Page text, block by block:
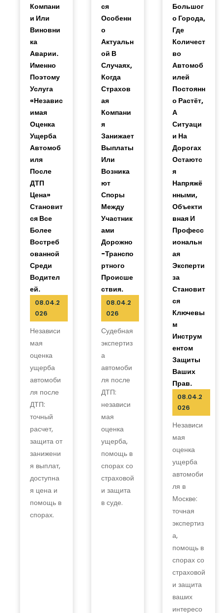
Компани
И Или
Виновни
Ка
Аварии.
Именно
Поэтому
Услуга
«независ
Имая
Оценка
Ущерба
Автомоб
Иля
После
ДТП
Цена»
Становит
Ся Все
Более
Востреб
Ованной
Среди
Водител
Ей.
08.04.2
026
Независи
мая
оценка
ущерба
автомоби
ля после
ДТП:
точный
расчет,
защита от
занижени
я выплат,
доступна
я цена и
помощь в
спорах.
Ся
Особенн
О
Актуальн
Ой В
Случаях,
Когда
Страхов
Ая
Компани
Я
Занижает
Выплаты
Или
Возника
Ют
Споры
Между
Участник
Ами
Дорожно
-транспо
Ртного
Происше
Ствия.
08.04.2
026
Судебная
экспертиз
а
автомоби
ля после
ДТП:
независи
мая
оценка
ущерба,
помощь в
спорах со
страховой
и защита
в суде.
Большог
О Города,
Где
Количест
Во
Автомоб
Илей
Постоянн
О Растёт,
А
Ситуаци
И На
Дорогах
Остаютс
Я
Напряжё
Нными,
Объекти
Вная И
Професс
Иональн
Ая
Эксперти
За
Становит
Ся
Ключевы
М
Инструм
Ентом
Защиты
Ваших
Прав.
08.04.2
026
Независи
мая
оценка
ущерба
автомоби
ля в
Москве:
точная
экспертиз
а,
помощь в
спорах со
страховой
и защита
ваших
интересо